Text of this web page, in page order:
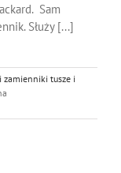
Sam
Służy [...]
zamienniki tusze i